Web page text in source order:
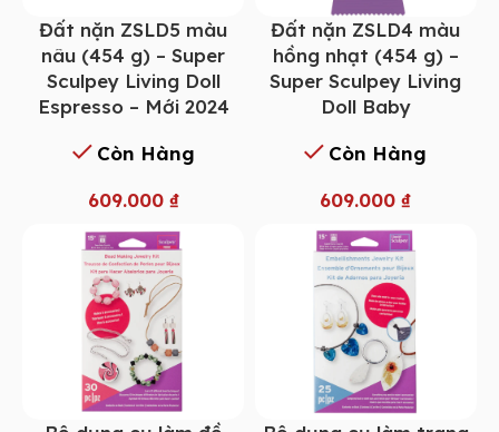
Đất nặn ZSLD5 màu
nâu (454 g) – Super
Sculpey Living Doll
Espresso – Mới 2024
Còn Hàng
609.000 ₫
Đất nặn ZSLD4 màu
hồng nhạt (454 g) –
Super Sculpey Living
Doll Baby
Còn Hàng
609.000₫